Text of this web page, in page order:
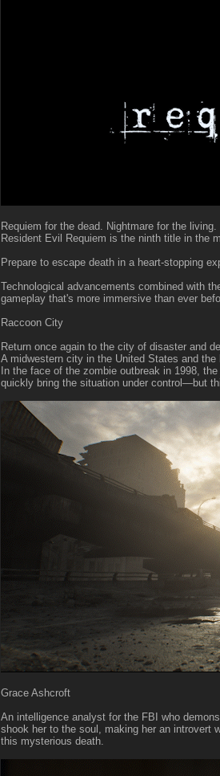
Requiem for the dead. Nightmare for the living.
Resident Evil Requiem is the ninth title in the
Prepare to escape death in a heart-stopping
Technological advancements combined with
gameplay that's more immersive than ever
Raccoon City
Return once again to the city of disaster and
A midwestern city in the United States and
In the face of the zombie outbreak in 1998,
quickly bring the situation under control—but
Grace Ashcroft
An intelligence analyst for the FBI who
shook her to the soul, making her an introvert
this mysterious death.